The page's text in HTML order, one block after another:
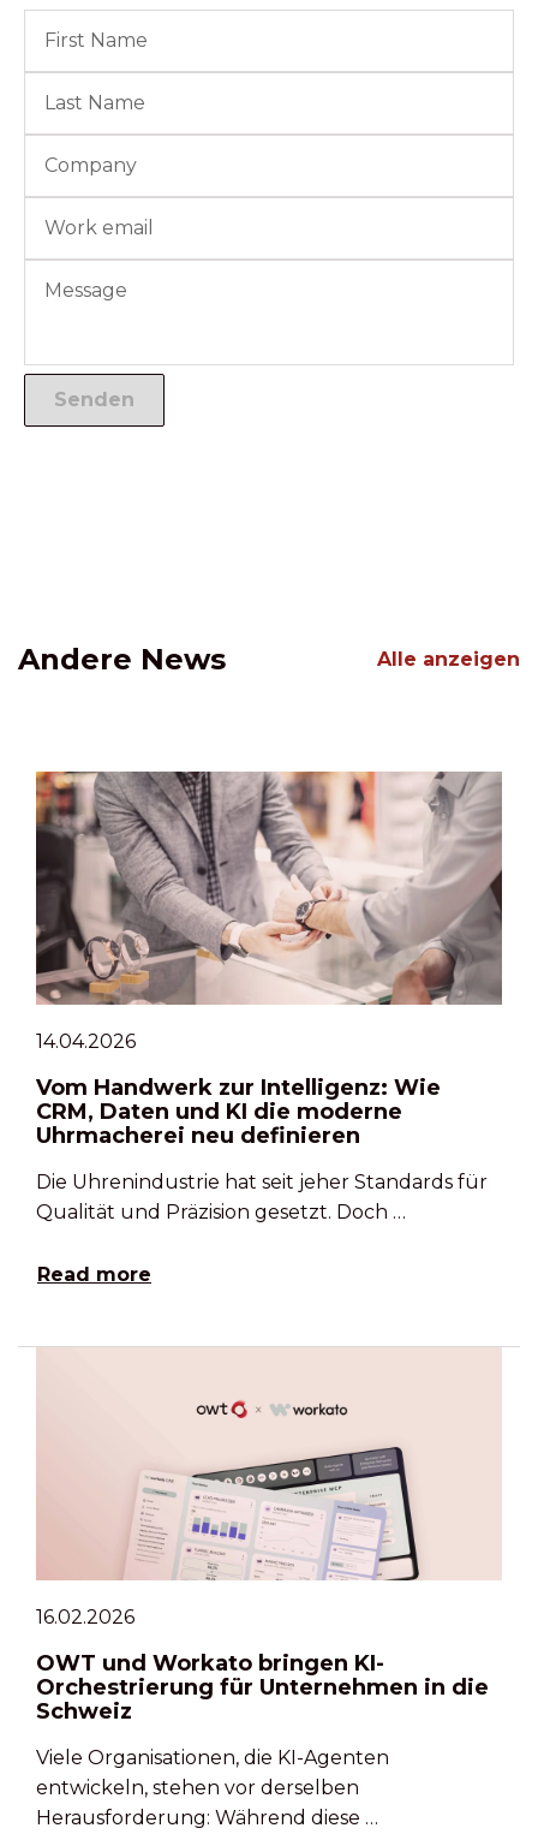
Andere News Alle anzeigen
14.04.2026
Vom Handwerk zur Intelligenz: Wie
CRM, Daten und KI die moderne
Uhrmacherei neu definieren
Die Uhrenindustrie hat seit jeher Standards für
Qualität und Präzision gesetzt. Doch …
Read more
16.02.2026
OWT und Workato bringen KI-
Orchestrierung für Unternehmen in die
Schweiz
Viele Organisationen, die KI-Agenten
entwickeln, stehen vor derselben
Herausforderung: Während diese …